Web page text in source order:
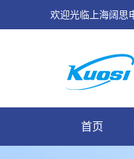
欢迎光临上海阔思
首页